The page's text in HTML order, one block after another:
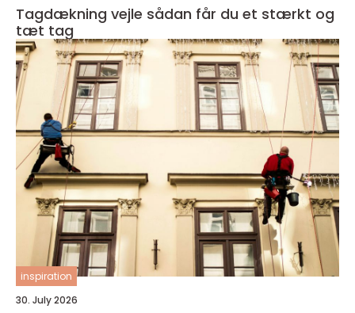
Tagdækning vejle sådan får du et stærkt og
tæt tag
inspiration
30. July 2026